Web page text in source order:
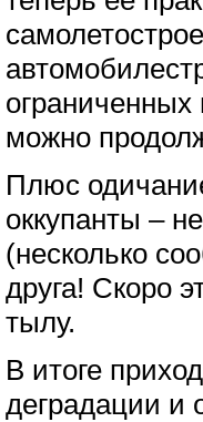
ограниченных
можно
Плюс
оккупанты –
(несколько
друга! Скоро
тылу.
В итоге
деградации и